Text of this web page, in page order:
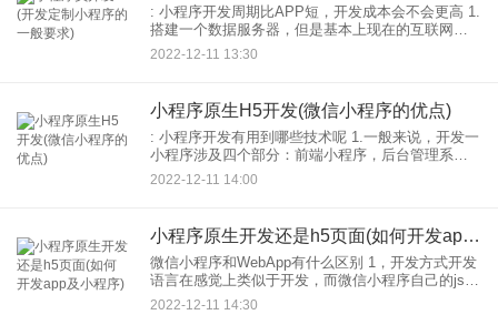
: 小程序开发周期比APP短，开发成本会不会更高 1.
搭建一个数据服务器，但是基本上现在的互联网业
务都不同程度的调用了大量的数据。所以为了保证
服务的稳定性，大家都会架设自己的服务器设备。
2022-12-11 13:30
小程序原生H5开发(微信小程序的优点)
: 小程序开发有用到哪些技术呢 1.一般来说，开发一
小程序涉及四个部分：前端小程序，后台管理系
统，API接口和数据库。 2.前端小程序：前端小程序
开发主要包括原生开发，第三方框架开发，H5网
2022-12-11 14:00
小程序原生开发还是h5页面(如何开发app及小程序)
微信小程序和WebApp有什么区别 1，开发方式开发
语言在感觉上类似于开发，而微信小程序自己的js-
sdk也是用vue和ng类似的mvvm思路编写的。ionic
等Webapp都是基于ng的。ng
2022-12-11 14:30